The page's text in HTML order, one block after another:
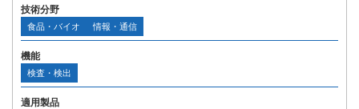
技術分野
食品・バイオ 情報・通信
機能
検査・検出
適用製品